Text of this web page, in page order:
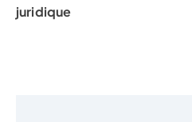
juridique